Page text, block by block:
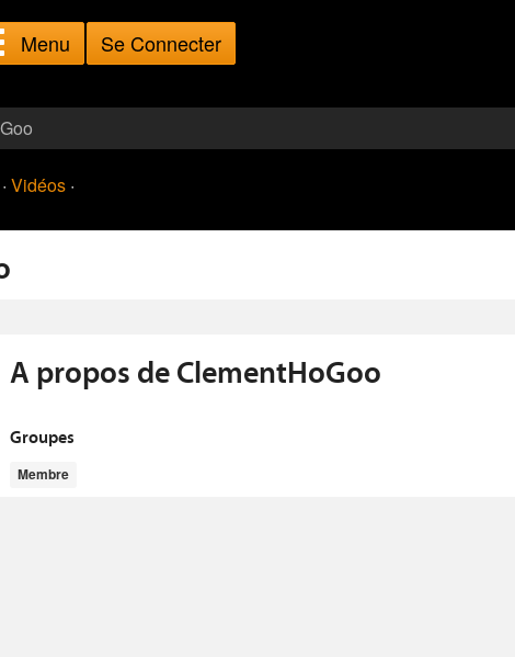
Menu Se Connecter
· Vidéos ·
A propos de ClementHoGoo
Groupes
Membre